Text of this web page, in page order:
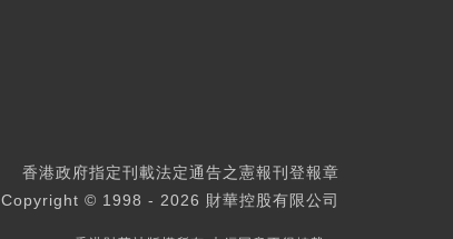
香港政府指定刊載法定通告之憲報刊登報章
Copyright © 1998 - 2026 財華控股有限公司